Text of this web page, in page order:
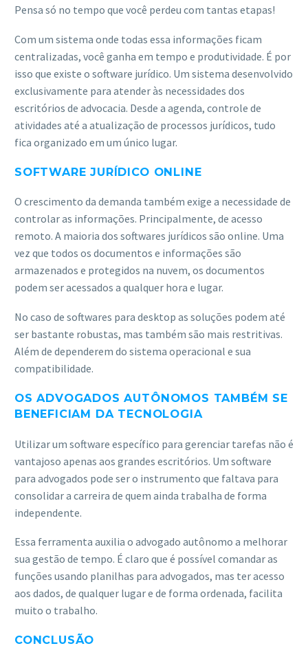
Pensa só no tempo que você perdeu com tantas etapas!
Com um sistema onde todas essa informações ficam
centralizadas, você ganha em tempo e produtividade. É por
isso que existe o software jurídico. Um sistema desenvolvido
exclusivamente para atender às necessidades dos
escritórios de advocacia. Desde a agenda, controle de
atividades até a atualização de processos jurídicos, tudo
fica organizado em um único lugar.
SOFTWARE JURÍDICO ONLINE
O crescimento da demanda também exige a necessidade de
controlar as informações. Principalmente, de acesso
remoto. A maioria dos softwares jurídicos são online. Uma
vez que todos os documentos e informações são
armazenados e protegidos na nuvem, os documentos
podem ser acessados a qualquer hora e lugar.
No caso de softwares para desktop as soluções podem até
ser bastante robustas, mas também são mais restritivas.
Além de dependerem do sistema operacional e sua
compatibilidade.
OS ADVOGADOS AUTÔNOMOS TAMBÉM SE
BENEFICIAM DA TECNOLOGIA
Utilizar um software específico para gerenciar tarefas não é
vantajoso apenas aos grandes escritórios. Um software
para advogados pode ser o instrumento que faltava para
consolidar a carreira de quem ainda trabalha de forma
independente.
Essa ferramenta auxilia o advogado autônomo a melhorar
sua gestão de tempo. É claro que é possível comandar as
funções usando planilhas para advogados, mas ter acesso
aos dados, de qualquer lugar e de forma ordenada, facilita
muito o trabalho.
CONCLUSÃO